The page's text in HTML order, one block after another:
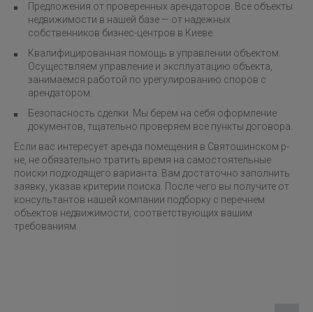
Предложения от проверенных арендаторов. Все объекты
недвижимости в нашей базе — от надежных
собственников бизнес-центров в Киеве.
Квалифицированная помощь в управлении объектом.
Осуществляем управление и эксплуатацию объекта,
занимаемся работой по урегулированию споров с
арендатором.
Безопасность сделки. Мы берем на себя оформление
документов, тщательно проверяем все пункты договора.
Если вас интересует аренда помещения в Святошинском р-
не, не обязательно тратить время на самостоятельные
поиски подходящего варианта. Вам достаточно заполнить
заявку, указав критерии поиска. После чего вы получите от
консультантов нашей компании подборку с перечнем
объектов недвижимости, соответствующих вашим
требованиям.